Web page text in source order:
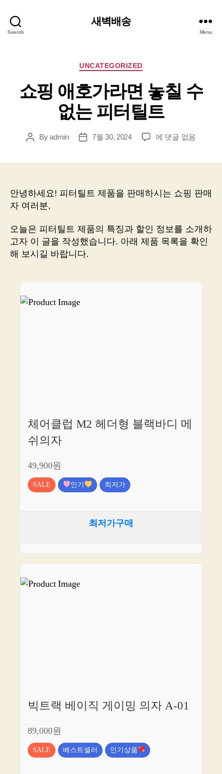
Search
새벽배송
Menu
Categories
UNCATEGORIZED
쇼핑 애호가라면 놓칠 수
없는 피터틸트
PostByadmin
Post7월 30, 2024
쇼
라
칠
수
없
에 댓글 없음
안녕하세요! 피터틸트 제품을 판매하시는 쇼핑 판매
자 여러분,
오늘은 피터틸트 제품의 특징과 할인 정보를 소개하
고자 이 글을 작성했습니다. 아래 제품 목록을 확인
해 보시길 바랍니다.
체어클럽 M2 헤더형 블랙바디 메
쉬의자
49,900원
SALE 인기 최저가
최저가구매
빅트랙 베이직 게이밍 의자 A-01
89,000원
SALE 베스트셀러 인기상품